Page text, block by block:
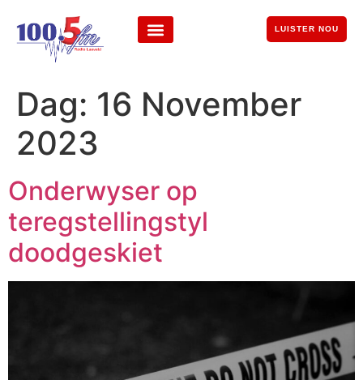
LUISTER NOU
Dag: 16 November
2023
Onderwyser op
teregstellingstyl
doodgeskiet